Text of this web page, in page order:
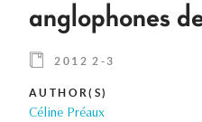
anglophones
2012 2-3
AUTHOR(S)
Céline Préaux